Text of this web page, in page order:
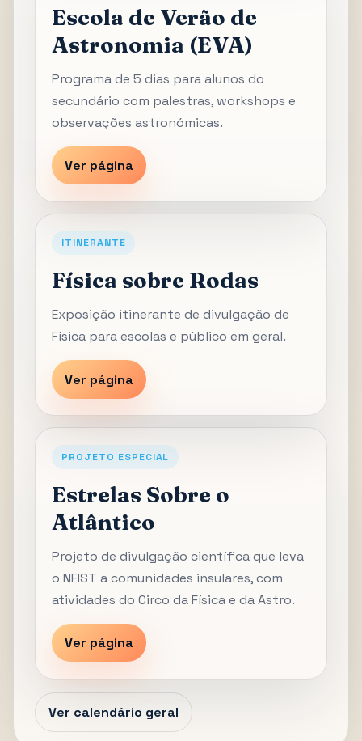
Escola de Verão de
Astronomia (EVA)
Programa de 5 dias para alunos do
secundário com palestras, workshops e
observações astronómicas.
Ver página
ITINERANTE
Física sobre Rodas
Exposição itinerante de divulgação de
Física para escolas e público em geral.
Ver página
PROJETO ESPECIAL
Estrelas Sobre o
Atlântico
Projeto de divulgação científica que leva
o NFIST a comunidades insulares, com
atividades do Circo da Física e da Astro.
Ver página
Ver calendário geral